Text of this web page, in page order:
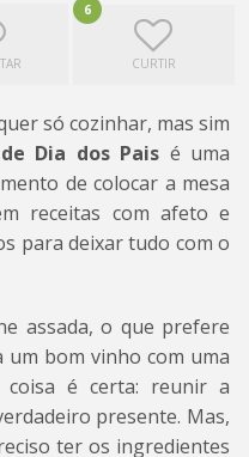
6
CURTIR
só cozinhar, mas sim
Dia dos Pais é uma
de colocar a mesa
receitas com afeto e
para deixar tudo com o
assada, o que prefere
bom vinho com uma
coisa é certa: reunir a
presente. Mas,
ter os ingredientes